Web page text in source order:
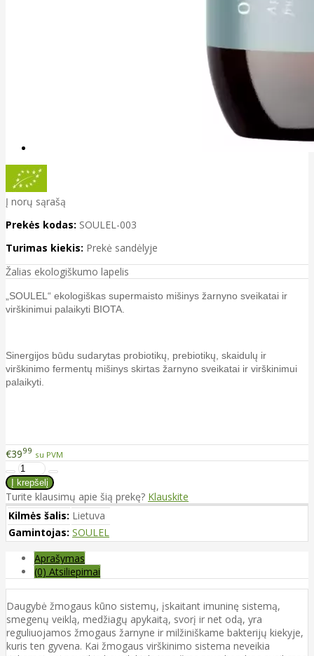
Į norų sąrašą
Prekės kodas: SOULEL-003
Turimas kiekis: Prekė sandėlyje
Žalias ekologiškumo lapelis
„SOULEL“ ekologiškas supermaisto mišinys žarnyno sveikatai ir
virškinimui palaikyti BIOTA.
Sinergijos būdu sudarytas probiotikų, prebiotikų, skaidulų ir
virškinimo fermentų mišinys skirtas žarnyno sveikatai ir virškinimui
palaikyti.
€3999 su PVM
Turite klausimų apie šią prekę? Klauskite
Kilmės šalis: Lietuva
Gamintojas: SOULEL
Aprašymas
(0) Atsiliepimai
Daugybė žmogaus kūno sistemų, įskaitant imuninę sistemą,
smegenų veiklą, medžiagų apykaitą, svorį ir net odą, yra
reguliuojamos žmogaus žarnyne ir milžiniškame bakterijų kiekyje,
kuris ten gyvena. Kai žmogaus virškinimo sistema neveikia